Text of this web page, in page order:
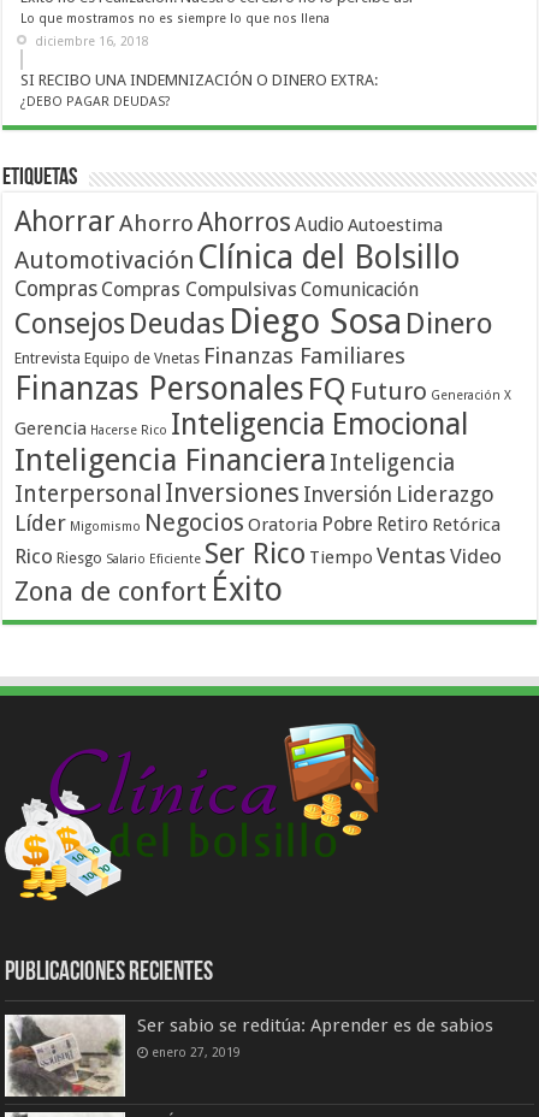
Lo que mostramos no es siempre lo que nos llena
diciembre 16, 2018
SI RECIBO UNA INDEMNIZACIÓN O DINERO EXTRA:
¿DEBO PAGAR DEUDAS?
Etiquetas
AhorrarAhorroAhorros Audio Autoestima
Automotivación Clínica del Bolsillo
Compras Compras Compulsivas Comunicación
Consejos Deudas Diego Sosa Dinero
Entrevista Equipo de Vnetas Finanzas Familiares
Finanzas Personales FQ Futuro Generación X
Gerencia Hacerse Rico Inteligencia Emocional
Inteligencia Financiera Inteligencia
Interpersonal Inversiones Inversión Liderazgo
Líder Migomismo Negocios Oratoria Pobre Retiro Retórica
Rico Riesgo Salario Eficiente Ser Rico Tiempo Ventas Video
Zona de confort Éxito
Publicaciones Recientes
Ser sabio se reditúa: Aprender es de sabios
enero 27, 2019